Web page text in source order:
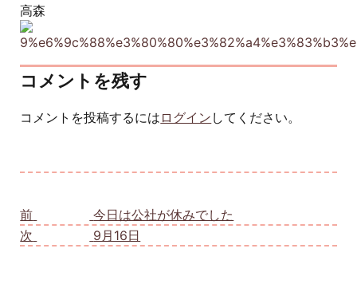
高森
コメントを残す
コメントを投稿するには ログイン してください。
前
今日は公社が休みでした
次
9月16日